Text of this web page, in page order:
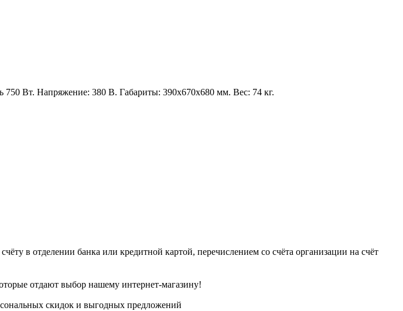
750 Вт. Напряжение: 380 В. Габариты: 390х670х680 мм. Вес: 74 кг.
в отделении банка или кредитной картой, перечислением со счёта организации на счёт
отдают выбор нашему интернет-магазину!
скидок и выгодных предложений